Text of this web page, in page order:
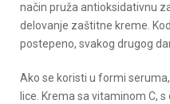
način pruža antioksidativnu
delovanje zaštitne kreme.
postepeno, svakog drugog
Ako se koristi u formi
lice. Krema sa vitaminom C,